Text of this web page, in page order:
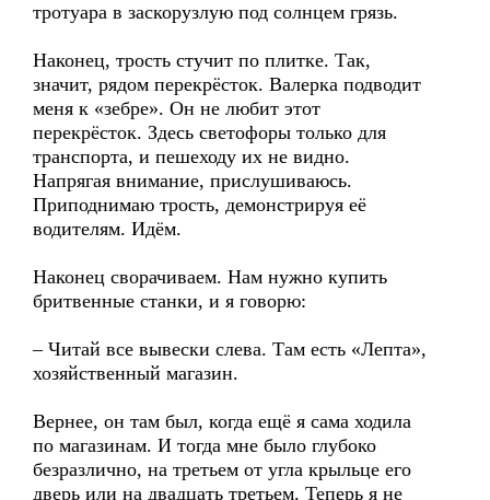
тротуара в заскорузлую под солнцем грязь.
Наконец, трость стучит по плитке. Так,
значит, рядом перекрёсток. Валерка подводит
меня к «зебре». Он не любит этот
перекрёсток. Здесь светофоры только для
транспорта, и пешеходу их не видно.
Напрягая внимание, прислушиваюсь.
Приподнимаю трость, демонстрируя её
водителям. Идём.
Наконец сворачиваем. Нам нужно купить
бритвенные станки, и я говорю:
– Читай все вывески слева. Там есть «Лепта»,
хозяйственный магазин.
Вернее, он там был, когда ещё я сама ходила
по магазинам. И тогда мне было глубоко
безразлично, на третьем от угла крыльце его
дверь или на двадцать третьем. Теперь я не